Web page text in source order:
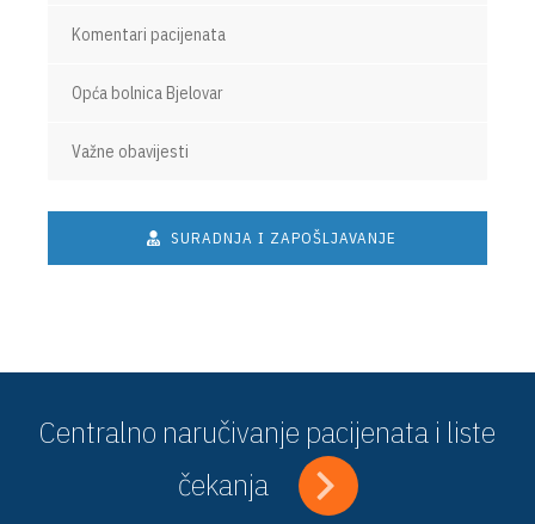
Komentari pacijenata
Opća bolnica Bjelovar
Važne obavijesti
SURADNJA I ZAPOŠLJAVANJE
Centralno naručivanje pacijenata i liste
čekanja